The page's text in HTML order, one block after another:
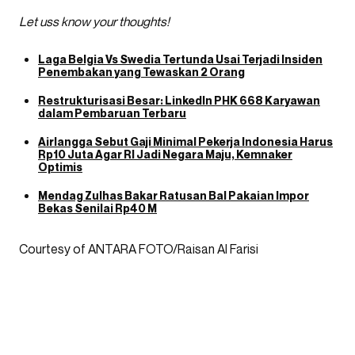
Let uss know your thoughts!
Laga Belgia Vs Swedia Tertunda Usai Terjadi Insiden
Penembakan yang Tewaskan 2 Orang
Restrukturisasi Besar: LinkedIn PHK 668 Karyawan
dalam Pembaruan Terbaru
Airlangga Sebut Gaji Minimal Pekerja Indonesia Harus
Rp10 Juta Agar RI Jadi Negara Maju, Kemnaker
Optimis
Mendag Zulhas Bakar Ratusan Bal Pakaian Impor
Bekas Senilai Rp40 M
Courtesy of ANTARA FOTO/Raisan Al Farisi